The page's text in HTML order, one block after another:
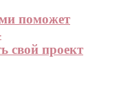
поможет
свой проект